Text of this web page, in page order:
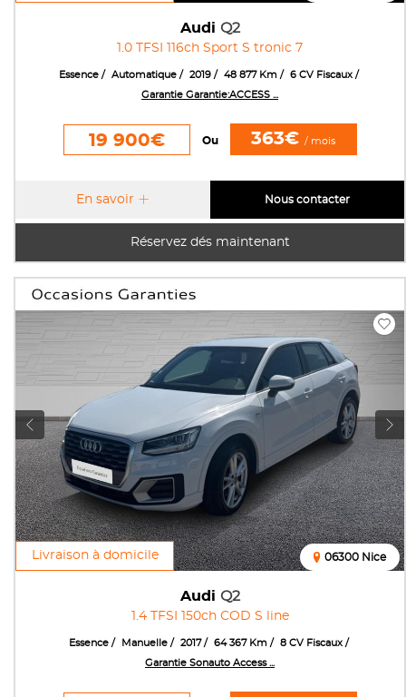
Audi Q2
1.0 TFSI 116ch Sport S tronic 7
Essence Automatique 2019 48 877 Km
6 CV Fiscaux
Garantie Garantie:ACCESS ...
19 900€ Ou 363€ / mois
Réservez dés maintenant
En savoir Nous contacter
Livraison à domicile
Audi Q2
1.4 TFSI 150ch COD S line
06300 Nice
Essence Manuelle 2017 64 367 Km
8 CV Fiscaux
Garantie Sonauto Access ...